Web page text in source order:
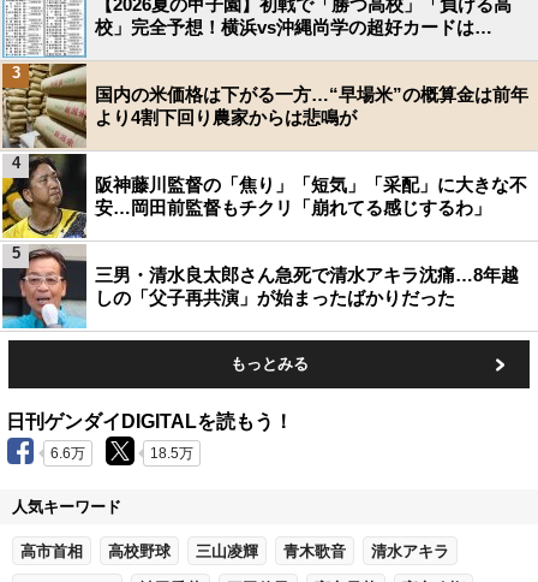
【2026夏の甲子園】初戦で「勝つ高校」「負ける高
校」完全予想！横浜vs沖縄尚学の超好カードは…
国内の米価格は下がる一方…“早場米”の概算金は前年
より4割下回り農家からは悲鳴が
3
阪神藤川監督の「焦り」「短気」「采配」に大きな不
安…岡田前監督もチクリ「崩れてる感じするわ」
4
三男・清水良太郎さん急死で清水アキラ沈痛…8年越
しの「父子再共演」が始まったばかりだった
5
もっとみる
日刊ゲンダイDIGITALを読もう！
6.6万 18.5万
人気キーワード
高市首相 高校野球 三山凌輝 青木歌音 清水アキラ